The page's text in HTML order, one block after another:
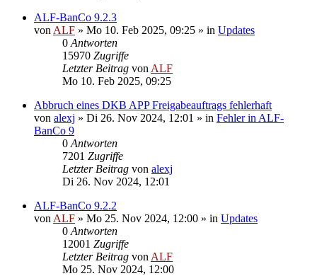
ALF-BanCo 9.2.3
von ALF » Mo 10. Feb 2025, 09:25 » in Updates
0 Antworten
15970 Zugriffe
Letzter Beitrag von ALF
Mo 10. Feb 2025, 09:25
Abbruch eines DKB APP Freigabeauftrags fehlerhaft
von alexj » Di 26. Nov 2024, 12:01 » in Fehler in ALF-
BanCo 9
0 Antworten
7201 Zugriffe
Letzter Beitrag von alexj
Di 26. Nov 2024, 12:01
ALF-BanCo 9.2.2
von ALF » Mo 25. Nov 2024, 12:00 » in Updates
0 Antworten
12001 Zugriffe
Letzter Beitrag von ALF
Mo 25. Nov 2024, 12:00